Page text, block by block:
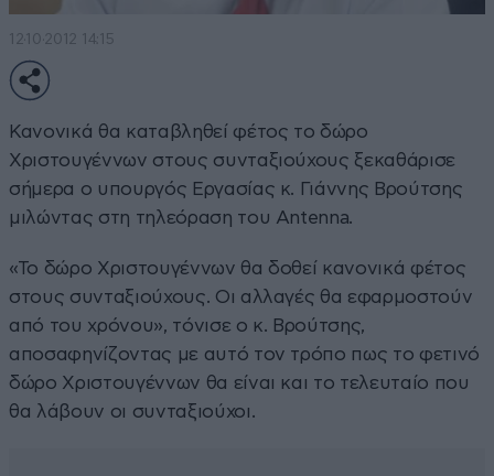
12·10·2012 14:15
Κανονικά θα καταβληθεί φέτος το δώρο
Χριστουγέννων στους συνταξιούχους ξεκαθάρισε
σήμερα ο υπουργός Εργασίας κ. Γιάννης Βρούτσης
μιλώντας στη τηλεόραση του Antenna.
«Το δώρο Χριστουγέννων θα δοθεί κανονικά φέτος
στους συνταξιούχους. Οι αλλαγές θα εφαρμοστούν
από του χρόνου», τόνισε ο κ. Βρούτσης,
αποσαφηνίζοντας με αυτό τον τρόπο πως το φετινό
δώρο Χριστουγέννων θα είναι και το τελευταίο που
θα λάβουν οι συνταξιούχοι.